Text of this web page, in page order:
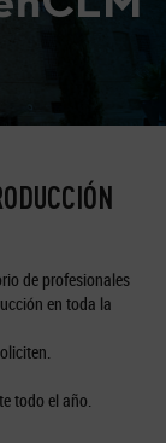
de profesionales
en toda la
todo el año.